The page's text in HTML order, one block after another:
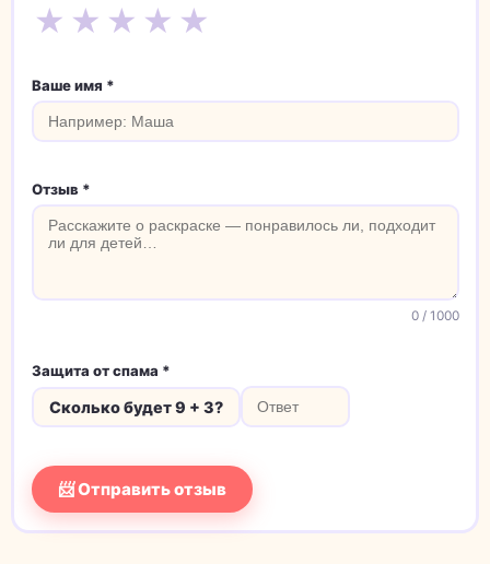
★ ★ ★ ★ ★
Ваше имя *
Отзыв *
0/ 1000
Защита от спама *
Сколько будет 9 + 3?
📨 Отправить отзыв